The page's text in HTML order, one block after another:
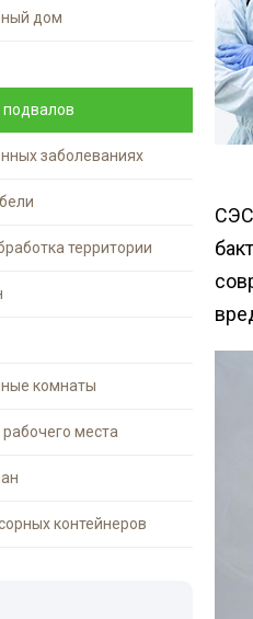
территорий
дом
Обработка
контейнеров
дом
заболеваниях
территории
комнаты
места
контейнеров
СЭС